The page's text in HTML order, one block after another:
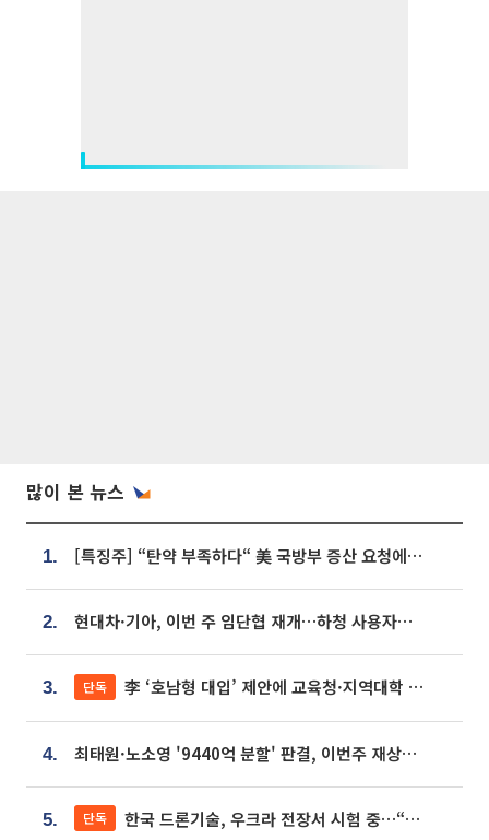
많이 본 뉴스
1. [특징주] “탄약 부족하다“ 美 국방부 증산 요청에⋯국내 방산주 급등세
2. 현대차·기아, 이번 주 임단협 재개…하청 사용자성 재심도 ‘변수’
3. 단독 李 ‘호남형 대입’ 제안에 교육청·지역대학 서·논술형 입시 연계 '착수'
4. 최태원·노소영 '9440억 분할' 판결, 이번주 재상고 여부 주목
5. 단독 한국 드론기술, 우크라 전장서 시험 중…“스타트업 여러 곳 참여”